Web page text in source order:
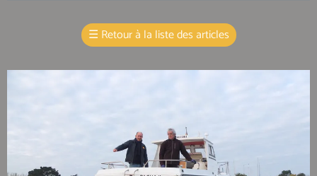
☰ Retour à la liste des articles